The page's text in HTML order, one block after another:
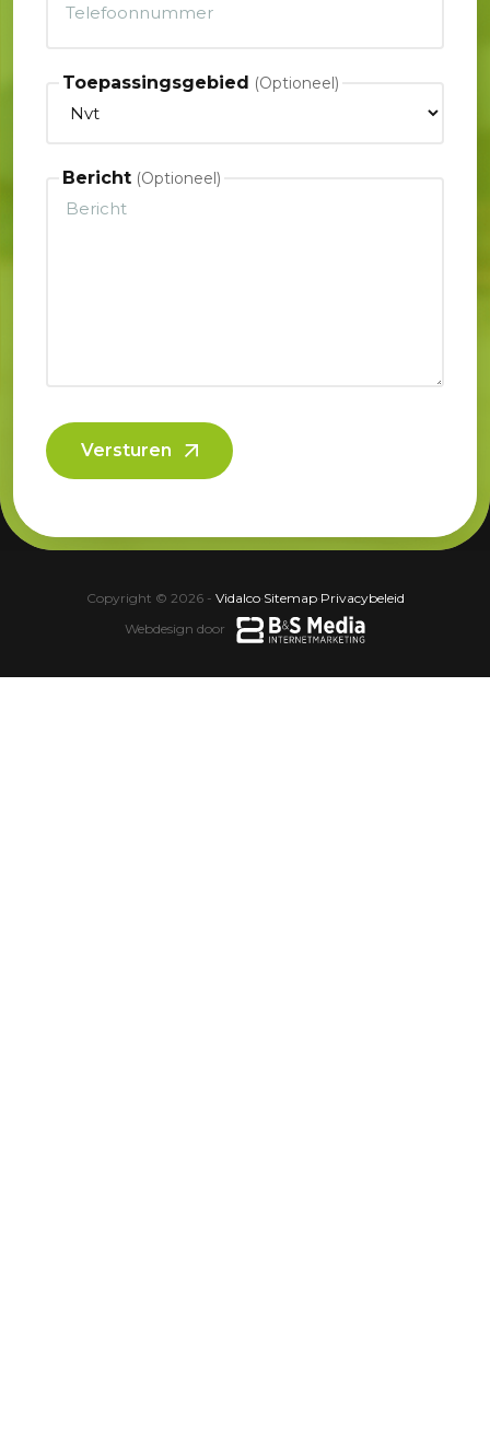
Toepassingsgebied
Bericht
Versturen
Copyright © 2026 - Vidalco·Sitemap·Privacybeleid
Webdesign door